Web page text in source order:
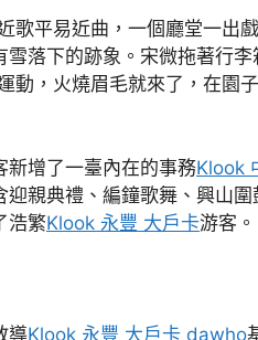
歌平易近曲，一個廳堂一出
落下的跡象。宋微拖著行
動，火燒眉毛就來了，在園
新增了一臺內在的事務Klook
親典禮、編鐘歌舞、興山圍
浩繁Klook 永豐 大戶卡游客。
導Klook 永豐 大戶卡 dawho